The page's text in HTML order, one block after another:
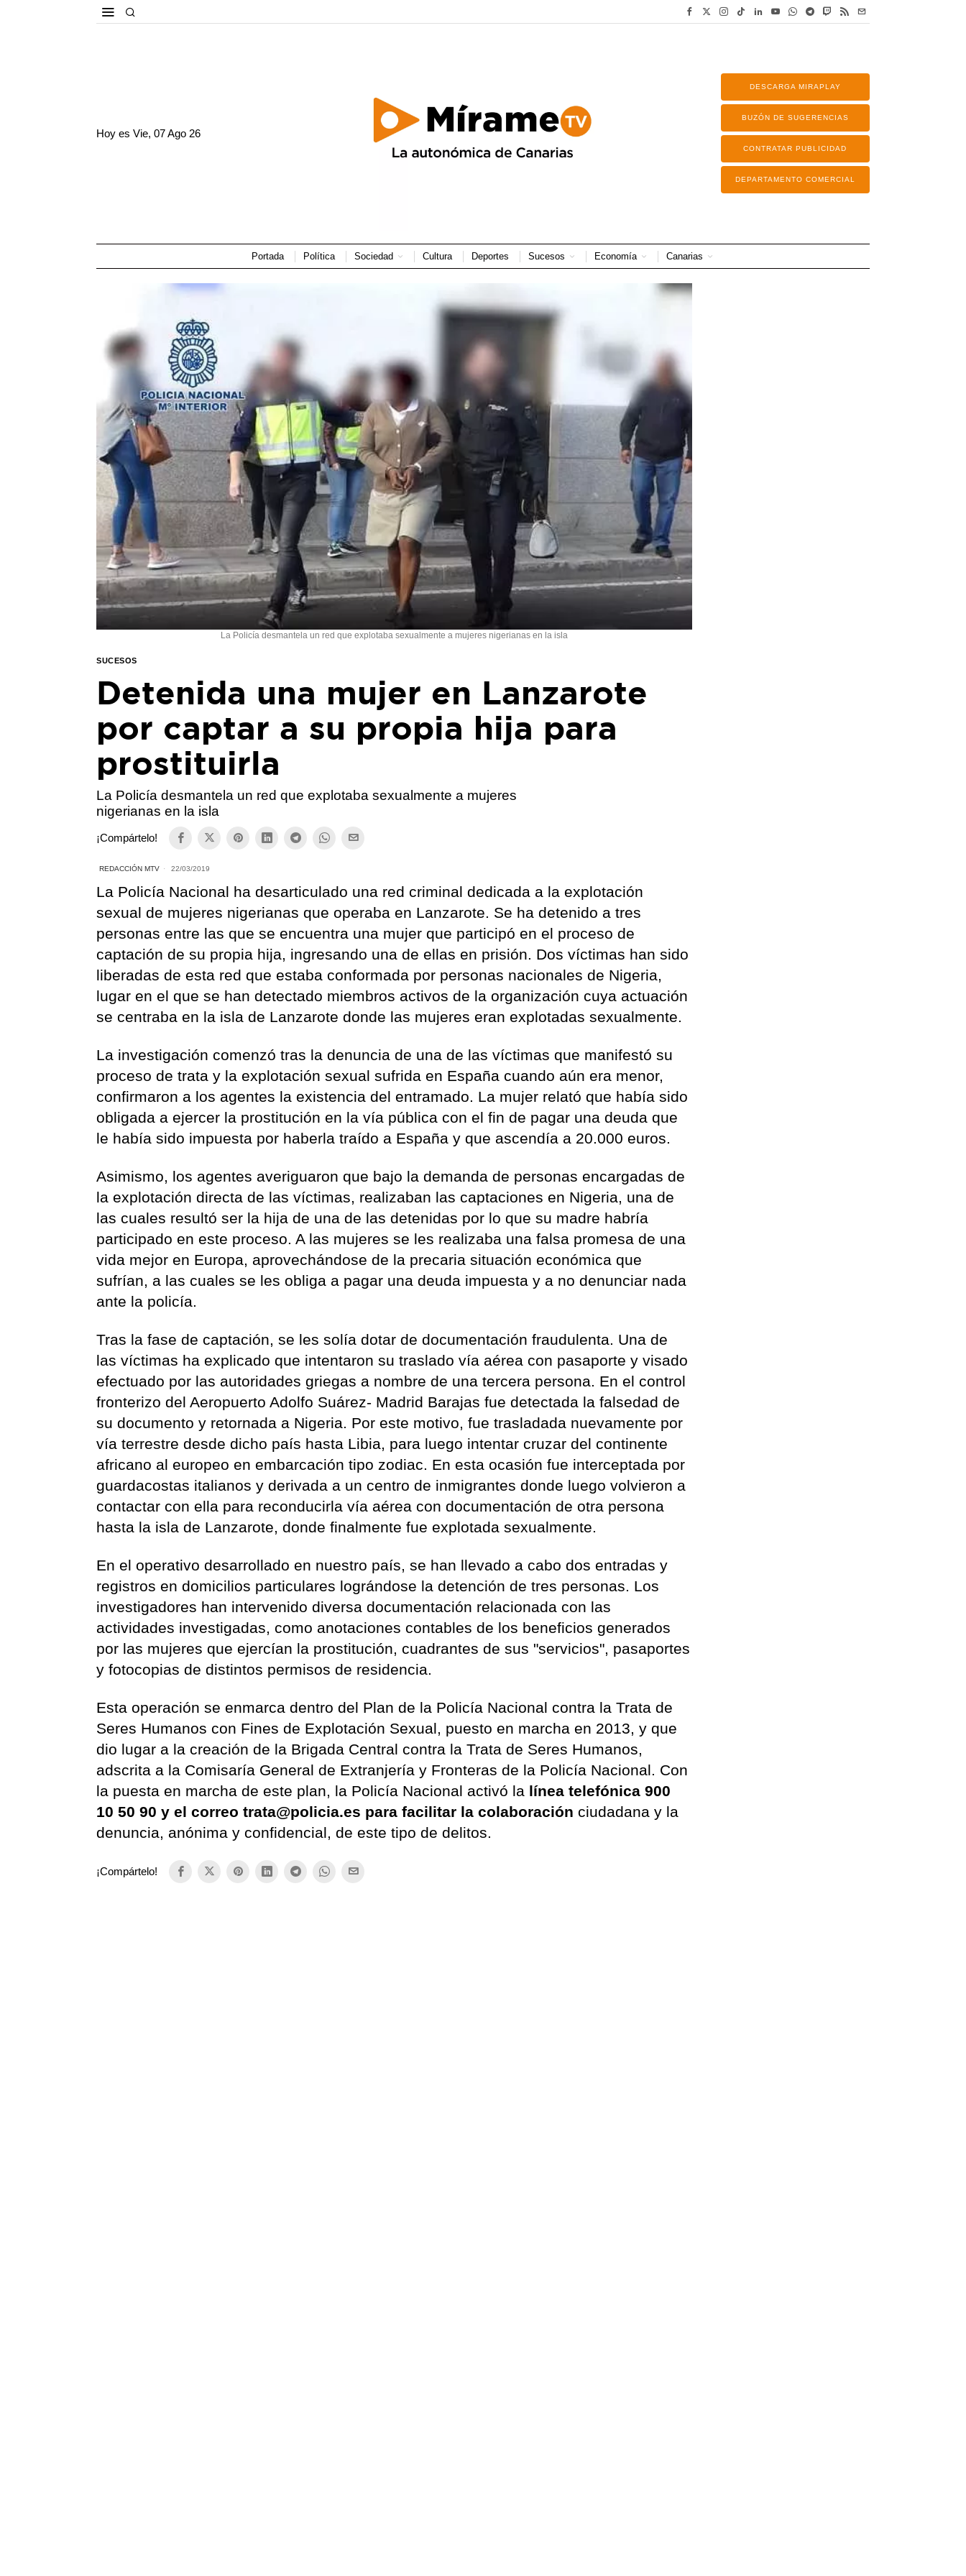
Hoy esVie, 07 Ago 26
DESCARGA MIRAPLAY
BUZÓN DE SUGERENCIAS
CONTRATAR PUBLICIDAD
DEPARTAMENTO COMERCIAL
Portada Política Sociedad Cultura Deportes Sucesos Economía Canarias
La Policía desmantela un red que explotaba sexualmente a mujeres nigerianas en la isla
SUCESOS
Detenida una mujer en Lanzarote
por captar a su propia hija para
prostituirla
La Policía desmantela un red que explotaba sexualmente a mujeres
nigerianas en la isla
¡Compártelo!
REDACCIÓN MTV 22/03/2019
La Policía Nacional ha desarticulado una red criminal dedicada a la explotación
sexual de mujeres nigerianas que operaba en Lanzarote. Se ha detenido a tres
personas entre las que se encuentra una mujer que participó en el proceso de
captación de su propia hija, ingresando una de ellas en prisión. Dos víctimas han sido
liberadas de esta red que estaba conformada por personas nacionales de Nigeria,
lugar en el que se han detectado miembros activos de la organización cuya actuación
se centraba en la isla de Lanzarote donde las mujeres eran explotadas sexualmente.
La investigación comenzó tras la denuncia de una de las víctimas que manifestó su
proceso de trata y la explotación sexual sufrida en España cuando aún era menor,
confirmaron a los agentes la existencia del entramado. La mujer relató que había sido
obligada a ejercer la prostitución en la vía pública con el fin de pagar una deuda que
le había sido impuesta por haberla traído a España y que ascendía a 20.000 euros.
Asimismo, los agentes averiguaron que bajo la demanda de personas encargadas de
la explotación directa de las víctimas, realizaban las captaciones en Nigeria, una de
las cuales resultó ser la hija de una de las detenidas por lo que su madre habría
participado en este proceso. A las mujeres se les realizaba una falsa promesa de una
vida mejor en Europa, aprovechándose de la precaria situación económica que
sufrían, a las cuales se les obliga a pagar una deuda impuesta y a no denunciar nada
ante la policía.
Tras la fase de captación, se les solía dotar de documentación fraudulenta. Una de
las víctimas ha explicado que intentaron su traslado vía aérea con pasaporte y visado
efectuado por las autoridades griegas a nombre de una tercera persona. En el control
fronterizo del Aeropuerto Adolfo Suárez- Madrid Barajas fue detectada la falsedad de
su documento y retornada a Nigeria. Por este motivo, fue trasladada nuevamente por
vía terrestre desde dicho país hasta Libia, para luego intentar cruzar del continente
africano al europeo en embarcación tipo zodiac. En esta ocasión fue interceptada por
guardacostas italianos y derivada a un centro de inmigrantes donde luego volvieron a
contactar con ella para reconducirla vía aérea con documentación de otra persona
hasta la isla de Lanzarote, donde finalmente fue explotada sexualmente.
En el operativo desarrollado en nuestro país, se han llevado a cabo dos entradas y
registros en domicilios particulares lográndose la detención de tres personas. Los
investigadores han intervenido diversa documentación relacionada con las
actividades investigadas, como anotaciones contables de los beneficios generados
por las mujeres que ejercían la prostitución, cuadrantes de sus "servicios", pasaportes
y fotocopias de distintos permisos de residencia.
Esta operación se enmarca dentro del Plan de la Policía Nacional contra la Trata de
Seres Humanos con Fines de Explotación Sexual, puesto en marcha en 2013, y que
dio lugar a la creación de la Brigada Central contra la Trata de Seres Humanos,
adscrita a la Comisaría General de Extranjería y Fronteras de la Policía Nacional. Con
la puesta en marcha de este plan, la Policía Nacional activó la línea telefónica 900
10 50 90 y el correo trata@policia.es para facilitar la colaboración ciudadana y la
denuncia, anónima y confidencial, de este tipo de delitos.
¡Compártelo!